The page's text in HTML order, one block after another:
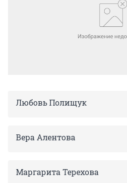
Любовь Полищук
Вера Алентова
Маргарита Терехова